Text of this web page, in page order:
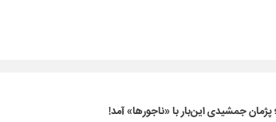
جمشیدی این‌بار با «ناجورها» آمد!